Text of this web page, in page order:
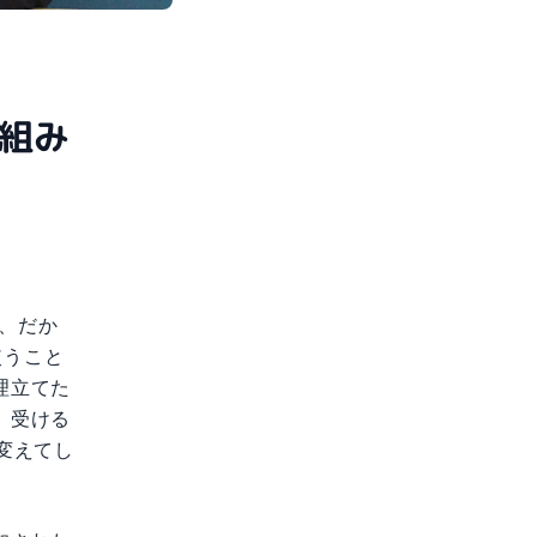
み
だか
こと
立てた
受ける
えてし